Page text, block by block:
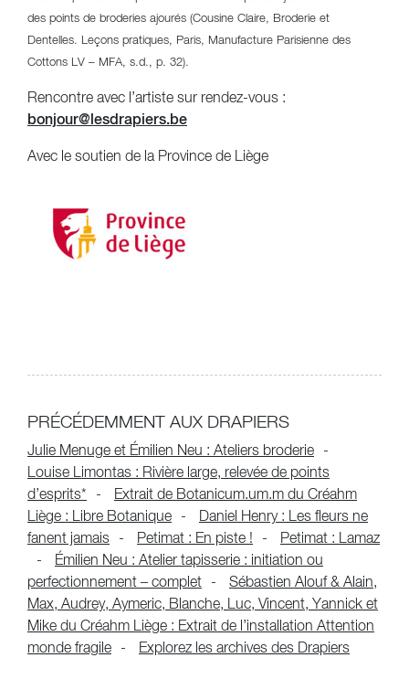
des points de broderies ajourés (Cousine Claire, Broderie et
Dentelles. Leçons pratiques, Paris, Manufacture Parisienne des
Cottons LV – MFA, s.d., p. 32).
Rencontre avec l’artiste sur rendez-vous :
bonjour@lesdrapiers.be
Avec le soutien de la Province de Liège
PRÉCÉDEMMENT AUX DRAPIERS
Julie Menuge et Émilien Neu : Ateliers broderie
Louise Limontas : Rivière large, relevée de points
d’esprits*
Extrait de Botanicum.um.m du Créahm
Liège : Libre Botanique
Daniel Henry : Les fleurs ne
fanent jamais
Petimat : En piste !
Petimat : Lamaz
Émilien Neu : Atelier tapisserie : initiation ou
perfectionnement – complet
Sébastien Alouf & Alain,
Max, Audrey, Aymeric, Blanche, Luc, Vincent, Yannick et
Mike du Créahm Liège : Extrait de l’installation Attention
monde fragile
Explorez les archives des Drapiers